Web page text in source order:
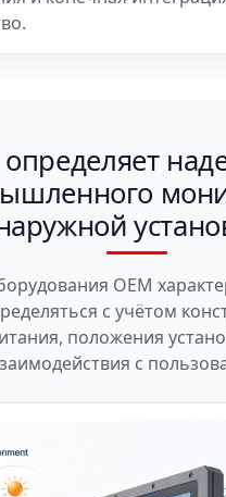
OEM
с учётом
положения
с